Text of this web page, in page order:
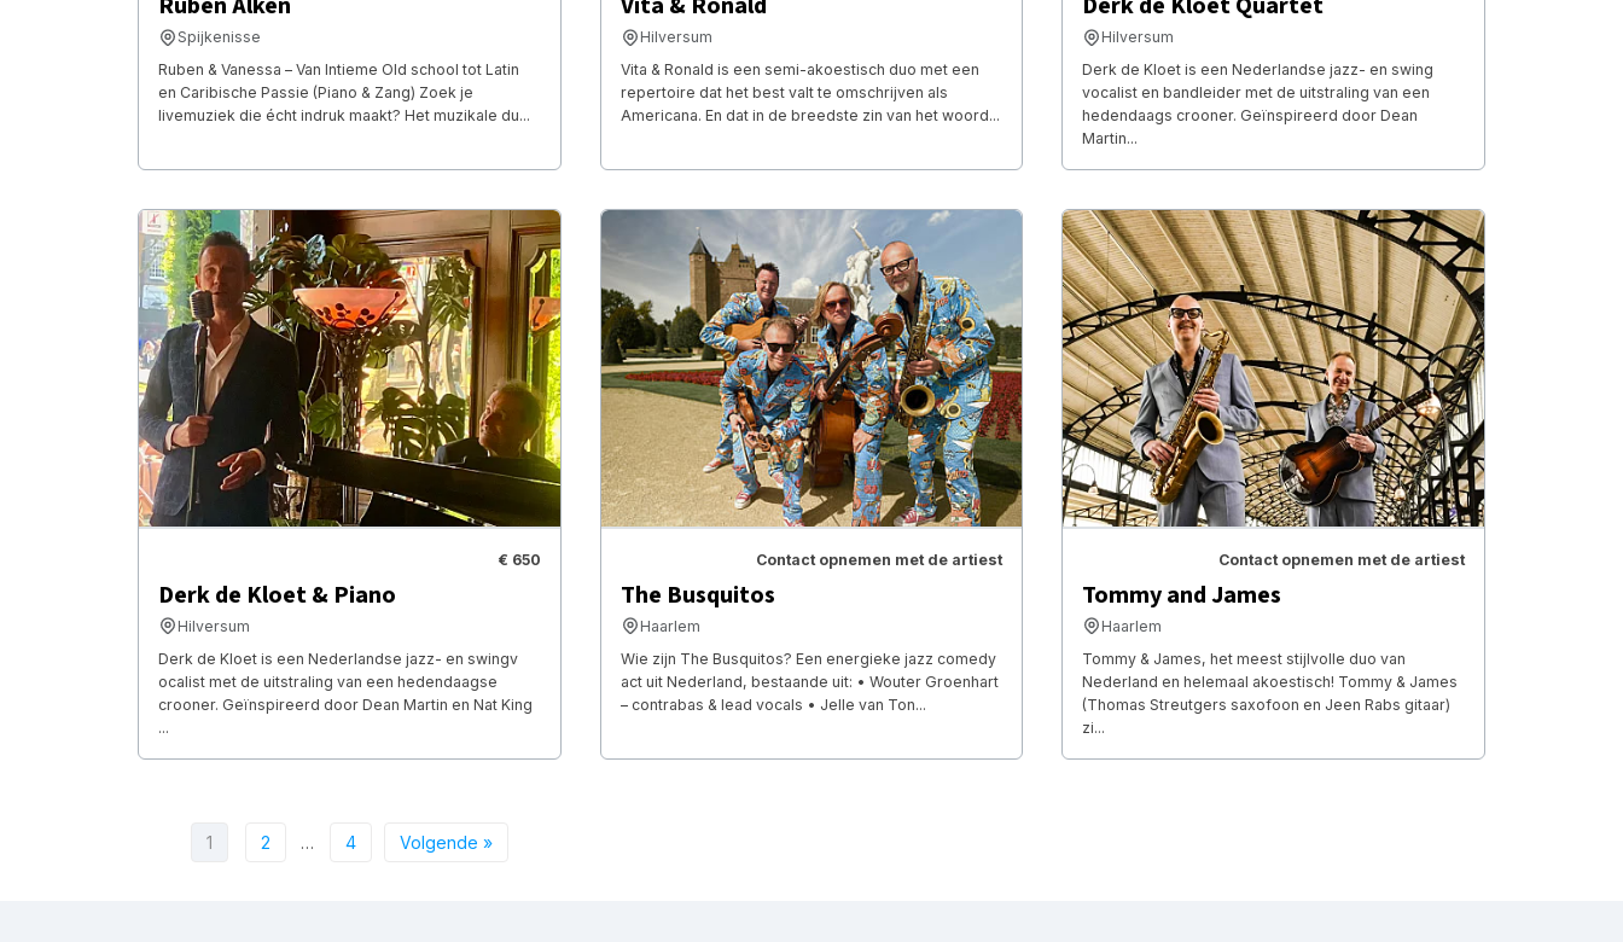
Spijkenisse
Ruben & Vanessa – Van Intieme Old school tot Latin
en Caribische Passie (Piano & Zang) Zoek je
livemuziek die écht indruk maakt? Het muzikale du...
Hilversum
Vita & Ronald is een semi-akoestisch duo met een
repertoire dat het best valt te omschrijven als
Americana. En dat in de breedste zin van het woord...
Hilversum
Derk de Kloet is een Nederlandse jazz- en swing
vocalist en bandleider met de uitstraling van een
hedendaags crooner. Geïnspireerd door Dean
Martin...
€ 650
Derk de Kloet & Piano
Hilversum
Derk de Kloet is een Nederlandse jazz- en swingv
ocalist met de uitstraling van een hedendaagse
crooner. Geïnspireerd door Dean Martin en Nat King
...
Contact opnemen met de artiest
The Busquitos
Haarlem
Wie zijn The Busquitos? Een energieke jazz comedy
act uit Nederland, bestaande uit: • Wouter Groenhart
– contrabas & lead vocals • Jelle van Ton...
Contact opnemen met de artiest
Tommy and James
Haarlem
Tommy & James, het meest stijlvolle duo van
Nederland en helemaal akoestisch! Tommy & James
(Thomas Streutgers saxofoon en Jeen Rabs gitaar)
zi...
1 2 … 4 Volgende »